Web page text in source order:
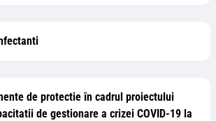
de protectie în cadrul proiectului
de gestionare a crizei COVID-19 la